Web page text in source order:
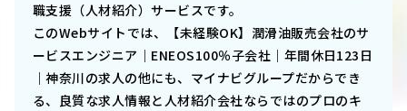
職支援（人材紹介）サービスです。
このWebサイトでは、
【未経験OK】潤滑油販売会社のサ
ービスエンジニア｜ENEOS100％子会社｜年間休日123日
｜神奈川の求人の他にも、マイナビグループだからでき
る、良質な求人情報と人材紹介会社ならではのプロのキ